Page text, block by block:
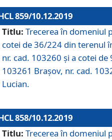
859/10.12.2019
Titlu: Trecerea în domeniul
cotei de 36/224 din terenul
nr. cad. 103260 și a cotei
103261 Brașov, nr. cad.
Lucian.
858/10.12.2019
Titlu: Trecerea în domeniul